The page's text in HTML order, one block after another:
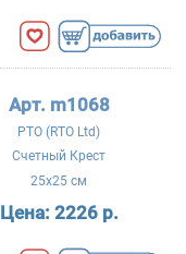
Арт. m1068
РТО (RTO Ltd)
Счетный Крест
25x25 см
Цена: 2226 р.